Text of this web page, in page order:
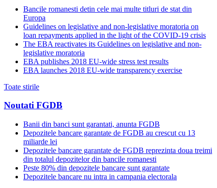
Bancile romanesti detin cele mai multe titluri de stat din
Europa
Guidelines on legislative and non-legislative moratoria on
loan repayments applied in the light of the COVID-19 crisis
The EBA reactivates its Guidelines on legislative and non-
legislative moratoria
EBA publishes 2018 EU-wide stress test results
EBA launches 2018 EU-wide transparency exercise
Toate stirile
Noutati FGDB
Banii din banci sunt garantati, anunta FGDB
Depozitele bancare garantate de FGDB au crescut cu 13
miliarde lei
Depozitele bancare garantate de FGDB reprezinta doua treimi
din totalul depozitelor din bancile romanesti
Peste 80% din depozitele bancare sunt garantate
Depozitele bancare nu intra in campania electorala